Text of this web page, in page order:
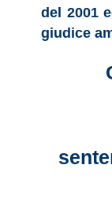
del 2001
giudice